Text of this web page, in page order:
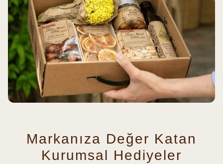
Markanıza Değer Katan
Kurumsal Hediyeler